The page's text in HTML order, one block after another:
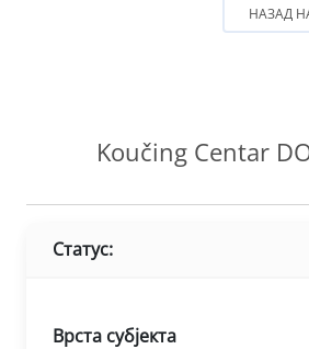
НАЗАД
Koučing Centar
Статус:
Врста субјекта